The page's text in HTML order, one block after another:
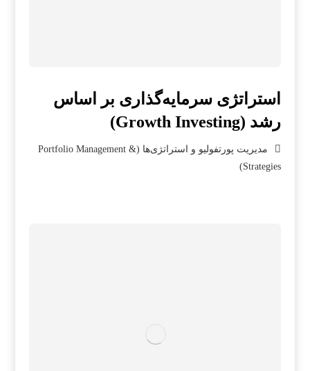
استراتژی سرمایه‌گذاری بر اساس
رشد (Growth Investing)
مدیریت پورتفولیو و استراتژی‌ها (Portfolio Management &
Strategies)